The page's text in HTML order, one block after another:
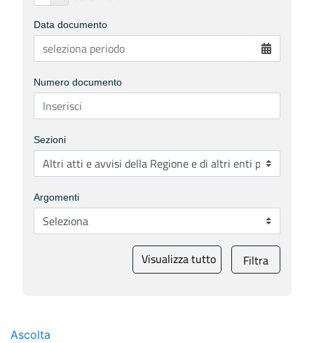
Data documento
Numero documento
Sezioni
Argomenti
Visualizza tutto Filtra
Ascolta